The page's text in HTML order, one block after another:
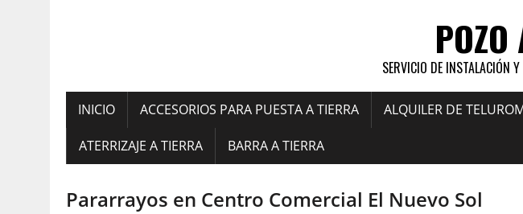
SERVICIO DE INSTALACIÓN
INICIO ACCESORIOS PARA PUESTA A TIERRA ALQUILER DE
ATERRIZAJE A TIERRA BARRA A TIERRA
Pararrayos en Centro Comercial El Nuevo Sol